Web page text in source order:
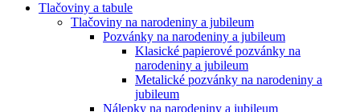
Tlačoviny a tabule
Tlačoviny na narodeniny a jubileum
Pozvánky na narodeniny a jubileum
Klasické papierové pozvánky na
narodeniny a jubileum
Metalické pozvánky na narodeniny a
jubileum
Nálepky na narodeniny a jubileum